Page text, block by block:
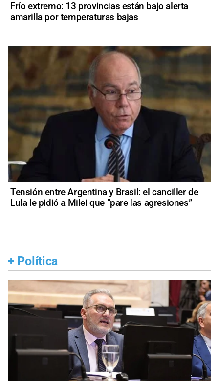
Frío extremo: 13 provincias están bajo alerta
amarilla por temperaturas bajas
Tensión entre Argentina y Brasil: el canciller de
Lula le pidió a Milei que “pare las agresiones”
+ Política